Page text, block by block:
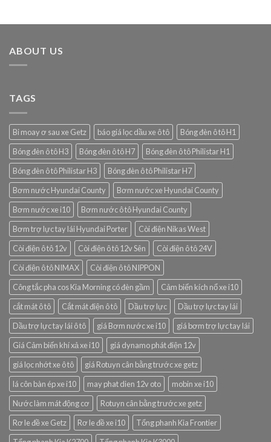
ABOUT US
TAGS
Bi moay ơ sau xe Getz báo giá lọc dầu xe ô tô
Bóng đèn ô tô H1
Bóng đèn ô tô H3
Bóng đèn ô tô H7
Bóng đèn ô tô Philistar H1
Bóng đèn ô tô Philistar H3
Bóng đèn ô tô Philistar H7
Bơm nước Hyundai County
Bơm nước xe Hyundai County
Bơm nước xe i10
Bơm nước ô tô Hyundai County
Bơm trợ lực tay lái Hyundai Porter
Còi điện Nikas West
Còi điện ô tô 12v
Còi điện ô tô 12v Sên
Còi điện ô tô 24V
Còi điện ô tô NIMAX
Còi điện ô tô NIPPON
Công tắc pha cos Kia Morning có đèn gầm
Cảm biến kích nổ xe i10
cắt mát ô tô
Cắt mát điện ô tô Dầu trợ lực
Dầu trợ lực tay lái
Dầu trợ lực tay lái ô tô
giá Bơm nước xe i10
giá bơm trợ lực tay lái
Giá Cảm biến khí xả xe i10
giá dynamo phát điện 12v
giá lọc nhớt xe ô tô
giá Rotuyn cân bằng trước xe getz
lá côn bàn ép xe i10
may phat dien 12v oto
mobin xe i10
Nước làm mát động cơ
Rotuyn cân bằng trước xe getz
Rơ le đề xe Getz
Rơ le đề xe i10
Tổng phanh Kia Frontier